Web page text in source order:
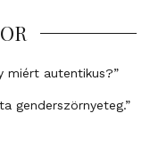
miért autentikus?”
genderszörnyeteg.”